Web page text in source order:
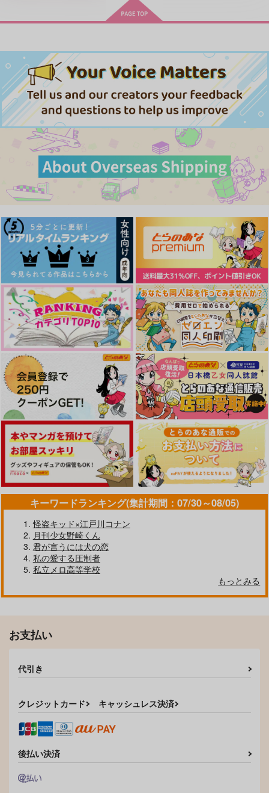
体感予報 2 青と碧 2
きみは最愛のステラ 上下巻 ミルクなきみとビターな彼 2
愛とかいろいろあるところ あなたは俺の運命でしょ！！
やらしく躾けて愛してあげる－Dom
／Subユニバース－２
最狂ヤンキーが僕だけに夢中な
件！？
なんかもうあーあって感じ。2 特装
僕の愛しいよなさん
エンドロールは地獄まで 2 嘘つきなキスで今日もバイバイ
好きとおかえり
クールぶり男子と激重男子 1 恋のふりして君を呼ぶ
自分しか知らない彼氏の一面 1
平野と鍵浦 7
ドラマCD特装盤 (マンガ小冊
ドラマCD「甘くて熱くて息も
できない 4」
うたの☆プリンスさまっ♪HE
★VENSドラマCD「BLACK G
ARDEN-memento-」
cloud nine(古川 慎盤)/古川慎
悲劇の元凶となる最強外道ラ
スボス女王は民の為に尽くし
ます。Season2
黄泉のツガイ
MAMORU MIYANO ASIA LIV
E TOUR 2025-2026 ～VACATI
ONING!～/宮野真守
キーワードランキング(集計期間：07/30～08/05)
怪盗キッド×江戸川コナン
月刊少女野崎くん
君が言うには犬の恋
私の愛する圧制者
私立メロ高等学校
もっとみる
お支払い
代引き
クレジットカード キャッシュレス決済
後払い決済